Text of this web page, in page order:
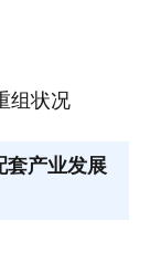
组状况
套产业发展